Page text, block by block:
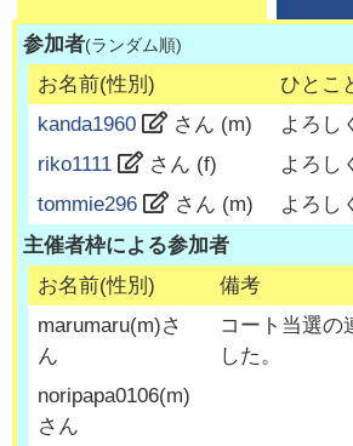
参加者(ランダム順)
お名前(性別)
ひとこ
kanda1960
さん (m)
よろし
riko1111
さん (f)
よろし
tommie296
さん (m)
よろし
主催者枠による参加者
お名前(性別)
備考
marumaru(m)さ
ん
コート当選の
した。
noripapa0106(m)
さん